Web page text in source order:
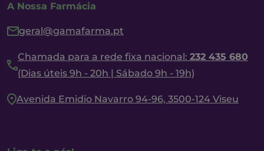
A Nossa Farmácia
geral@gamafarma.pt
Chamada para a rede fixa nacional: 232 435 680
(Dias úteis 9h - 20h | Sábado 9h - 19h)
Avenida Emidio Navarro 94-96, 3500-124 Viseu